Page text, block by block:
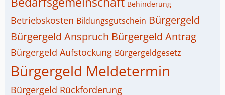
Behinderung
Betriebskosten Bildungsgutschein Bürgergeld
Bürgergeld Anspruch Bürgergeld Antrag
Bürgergeld Aufstockung Bürgergeldgesetz
Bürgergeld Meldetermin
Bürgergeld Rückforderung